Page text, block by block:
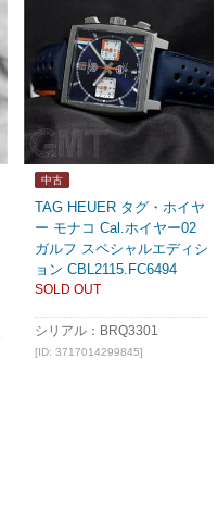
中古
TAG HEUER タグ・ホイヤ
ー モナコ Cal.ホイヤー02
ガルフ スペシャルエディシ
ョン CBL2115.FC6494
SOLD OUT
シリアル：BRQ3301
[ID: 3717014299845]